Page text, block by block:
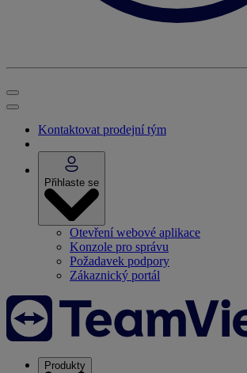
Kontaktovat prodejní tým
Přihlaste se
Otevření webové aplikace
Konzole pro správu
Požadavek podpory
Zákaznický portál
Produkty